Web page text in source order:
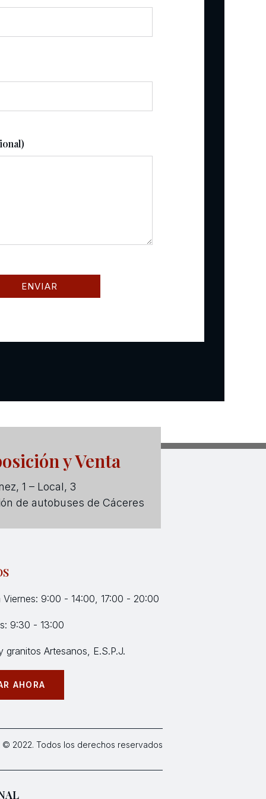
y Venta
1 – Local, 3
de autobuses de Cáceres
Viernes: 9:00 - 14:00, 17:00 - 20:00
9:30 - 13:00
granitos Artesanos, E.S.P.J.
AHORA
© 2022. Todos los derechos reservados